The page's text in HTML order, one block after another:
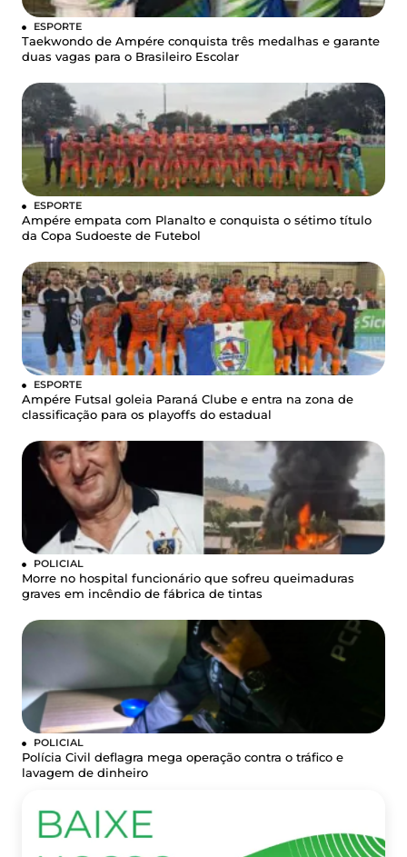
ESPORTE
Taekwondo de Ampére conquista três medalhas e garante
duas vagas para o Brasileiro Escolar
ESPORTE
Ampére empata com Planalto e conquista o sétimo título
da Copa Sudoeste de Futebol
ESPORTE
Ampére Futsal goleia Paraná Clube e entra na zona de
classificação para os playoffs do estadual
POLICIAL
Morre no hospital funcionário que sofreu queimaduras
graves em incêndio de fábrica de tintas
POLICIAL
Polícia Civil deflagra mega operação contra o tráfico e
lavagem de dinheiro